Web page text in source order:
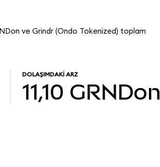
ve Grindr (Ondo Tokenized) toplam
DOLAŞIMDAKI ARZ
11,10 GRNDon